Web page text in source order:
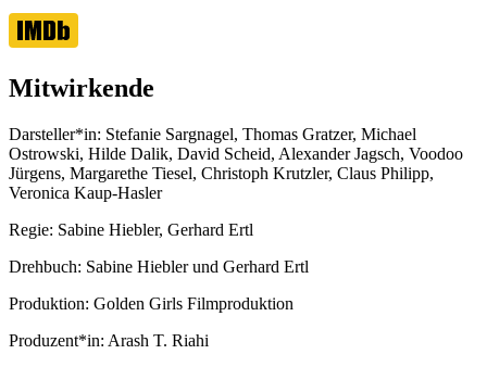
Mitwirkende
Darsteller*in: Stefanie Sargnagel, Thomas Gratzer, Michael
Ostrowski, Hilde Dalik, David Scheid, Alexander Jagsch, Voodoo
Jürgens, Margarethe Tiesel, Christoph Krutzler, Claus Philipp,
Veronica Kaup-Hasler
Regie: Sabine Hiebler, Gerhard Ertl
Drehbuch: Sabine Hiebler und Gerhard Ertl
Produktion: Golden Girls Filmproduktion
Produzent*in: Arash T. Riahi